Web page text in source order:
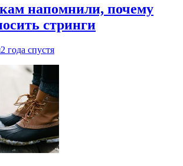
напомнили, почему
стринги
2 года спустя